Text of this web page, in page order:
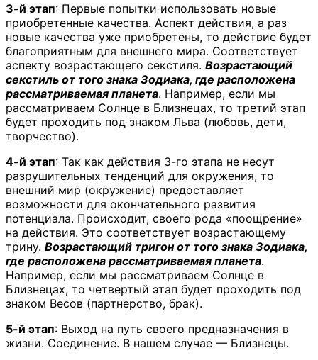
3-й этап: Первые попытки использовать новые
приобретенные качества. Аспект действия, а раз
новые качества уже приобретены, то действие будет
благоприятным для внешнего мира. Соответствует
аспекту возрастающего секстиля. Возрастающий
секстиль от того знака Зодиака, где расположена
рассматриваемая планета. Например, если мы
рассматриваем Солнце в Близнецах, то третий этап
будет проходить под знаком Льва (любовь, дети,
творчество).
4-й этап: Так как действия 3-го этапа не несут
разрушительных тенденций для окружения, то
внешний мир (окружение) предоставляет
возможности для окончательного развития
потенциала. Происходит, своего рода «поощрение»
на действия. Это соответствует возрастающему
трину. Возрастающий тригон от того знака Зодиака,
где расположена рассматриваемая планета.
Например, если мы рассматриваем Солнце в
Близнецах, то четвертый этап будет проходить под
знаком Весов (партнерство, брак).
5-й этап: Выход на путь своего предназначения в
жизни. Соединение. В нашем случае — Близнецы.